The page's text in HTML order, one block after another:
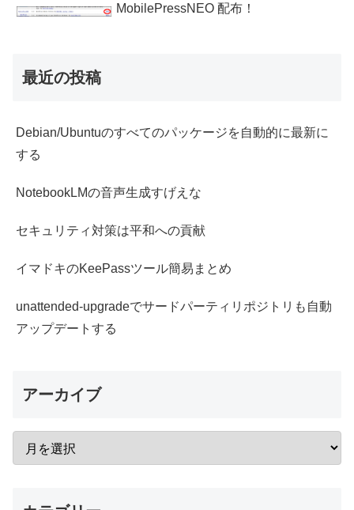
MobilePressNEO 配布！
最近の投稿
Debian/Ubuntuのすべてのパッケージを自動的に最新に
する
NotebookLMの音声生成すげえな
セキュリティ対策は平和への貢献
イマドキのKeePassツール簡易まとめ
unattended-upgradeでサードパーティリポジトリも自動
アップデートする
アーカイブ